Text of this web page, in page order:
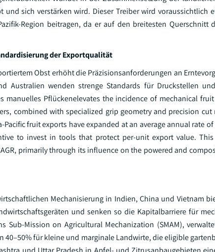
sich verstärken wird. Dieser Treiber wird voraussichtlich
Region beitragen, da er auf den breitesten Querschnitt
der Exportqualität
Obst erhöht die Präzisionsanforderungen an
Australien wenden strenge Standards für Druckstellen
manuelles Pflückenelevates the incidence of mechanical
combined with specialized grip geometry and precision
fruit exports have expanded at an average annual rate
to invest in tools that protect per-unit export value.
primarily through its influence on the powered and
Mechanisierung in Indien, China und Vietnam
und senken so die Kapitalbarriere für
Sub-Mission on Agricultural Mechanization (SMAM),
40–50% für kleine und marginale Landwirte, die eligible